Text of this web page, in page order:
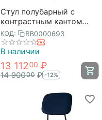
Стул полубарный с
контрастным кантом
Pea, велюр, желтый/
бежевый, Bergenson
Bjorn
КОД: BB0000693
В наличии
13 11200 ₽
14 90000 ₽ -12%